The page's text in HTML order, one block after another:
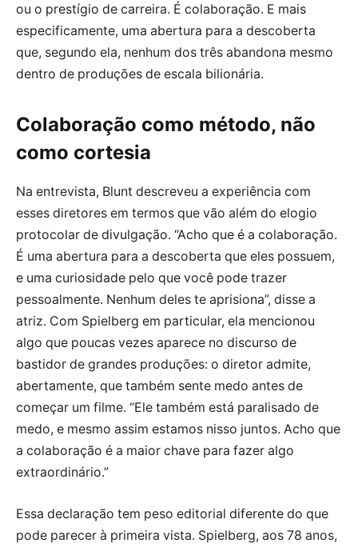
ou o prestígio de carreira. É colaboração. E mais
especificamente, uma abertura para a descoberta
que, segundo ela, nenhum dos três abandona mesmo
dentro de produções de escala bilionária.
Colaboração como método, não
como cortesia
Na entrevista, Blunt descreveu a experiência com
esses diretores em termos que vão além do elogio
protocolar de divulgação. “Acho que é a colaboração.
É uma abertura para a descoberta que eles possuem,
e uma curiosidade pelo que você pode trazer
pessoalmente. Nenhum deles te aprisiona”, disse a
atriz. Com Spielberg em particular, ela mencionou
algo que poucas vezes aparece no discurso de
bastidor de grandes produções: o diretor admite,
abertamente, que também sente medo antes de
começar um filme. “Ele também está paralisado de
medo, e mesmo assim estamos nisso juntos. Acho que
a colaboração é a maior chave para fazer algo
extraordinário.”
Essa declaração tem peso editorial diferente do que
pode parecer à primeira vista. Spielberg, aos 78 anos,